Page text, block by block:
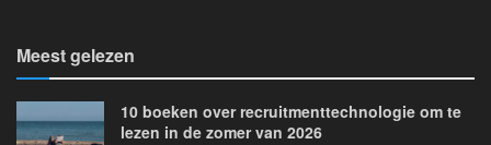
Meest gelezen
10 boeken over recruitmenttechnologie om te
lezen in de zomer van 2026